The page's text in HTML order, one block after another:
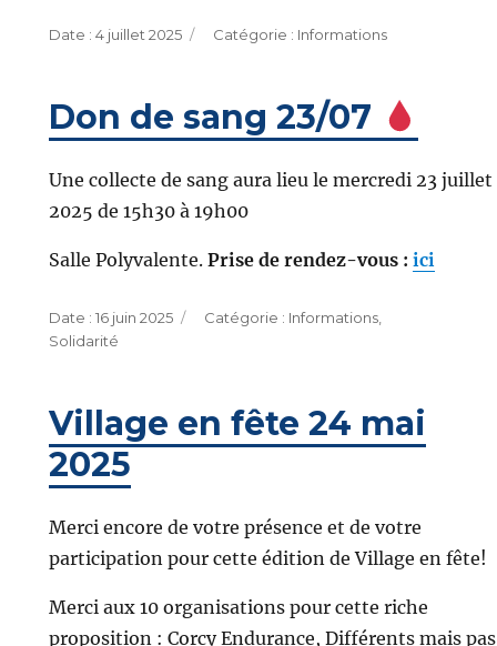
Publié
4 juillet 2025 Catégories
Informations
Don de sang 23/07
Une collecte de sang aura lieu le mercredi 23 juillet
2025 de 15h30 à 19h00
Salle Polyvalente. Prise de rendez-vous : ici
Publié
le
16 juin 2025 Catégories
Informations,
Solidarité
Village en fête 24 mai
2025
Merci encore de votre présence et de votre
participation pour cette édition de Village en fête!
Merci aux 10 organisations pour cette riche
proposition : Corcy Endurance, Différents mais pas